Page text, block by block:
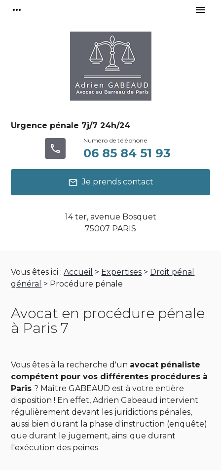
more_horiz menu
14 ter, avenue Bosquet
75007 PARIS
Urgence pénale 7j/7 24h/24
phone 06 85 84 51 93
mail Je prends contact
Vous êtes ici : Accueil > Expertises > Droit pénal
général > Procédure pénale
Avocat en procédure pénale
à Paris 7
Vous êtes à la recherche d'un avocat pénaliste
compétent pour vos différentes procédures à
Paris? Maître GABEAUD est à votre entière
disposition ! En effet, Adrien Gabeaud intervient
régulièrement devant les juridictions pénales,
aussi bien durant la phase d'instruction (enquête)
que durant le jugement, ainsi que durant
l'exécution des peines.